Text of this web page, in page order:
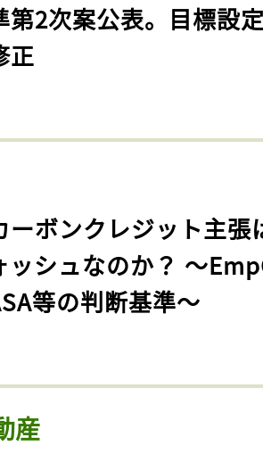
第2次案公表。目標設
正
ーボンクレジット主張
ッシュなのか？ 〜
等の判断基準〜
産